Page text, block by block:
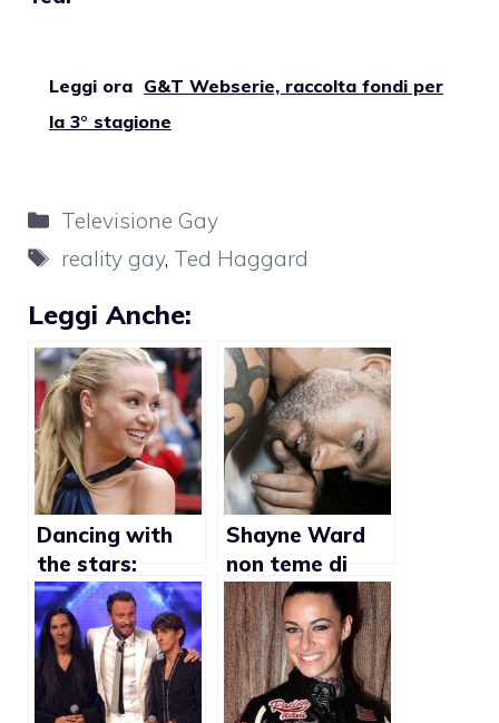
Leggi ora G&T Webserie, raccolta fondi per
la 3° stagione
Categorie
Televisione Gay
Tag
reality gay, Ted Haggard
Leggi Anche:
Dancing with
the stars:
Portia De Rossi
prossima
concorrente
con un tutor
donna?
Shayne Ward
non teme di
essere
considerato
gay